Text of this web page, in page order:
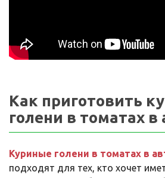
Как приготовить
голени в томатах в
Куриные голени в томатах в
подходят для тех, кто хочет